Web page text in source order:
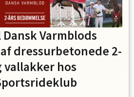
Varmblods
dressurbetonede 2-
vallakker hos